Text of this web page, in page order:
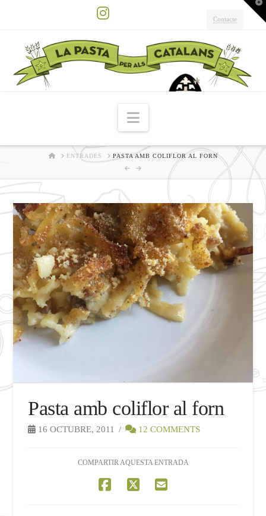
Contacte
Navigation
HOMEENTRADES PASTA AMB COLIFLOR AL FORN
Pasta amb coliflor al forn
16 OCTUBRE, 2011 12 COMMENTS
COMPARTIR AQUESTA ENTRADA